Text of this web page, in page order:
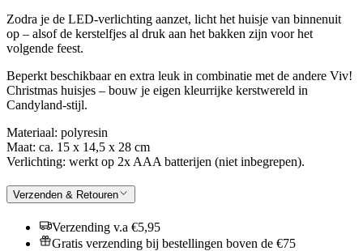
Zodra je de LED-verlichting aanzet, licht het huisje van binnenuit
op – alsof de kerstelfjes al druk aan het bakken zijn voor het
volgende feest.
Beperkt beschikbaar en extra leuk in combinatie met de andere Viv!
Christmas huisjes – bouw je eigen kleurrijke kerstwereld in
Candyland-stijl.
Materiaal: polyresin
Maat: ca. 15 x 14,5 x 28 cm
Verlichting: werkt op 2x AAA batterijen (niet inbegrepen).
Verzenden & Retouren
Verzending v.a €5,95
Gratis verzending bij bestellingen boven de €75